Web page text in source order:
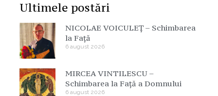
Ultimele postări
NICOLAE VOICULEȚ – Schimbarea
la Față
6 august 2026
MIRCEA VINTILESCU –
Schimbarea la Față a Domnului
6 august 2026